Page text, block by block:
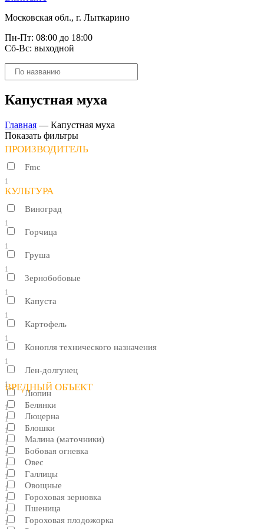
Московская обл., г. Лыткарино
Пн-Пт: 08:00 до 18:00
Сб-Вс: выходной
Поиск
товаров
Капустная муха
Главная — Капустная муха
Показать фильтры
ПРОИЗВОДИТЕЛЬ
Fmc
1
КУЛЬТУРА
Виноград
1
Горчица
1
Груша
1
Зернобобовые
1
Капуста
1
Картофель
1
Конопля технического назначения
1
Лен-долгунец
1
Люпин
1
Люцерна
1
Малина (маточники)
1
Овес
1
Овощные
1
Пшеница
1
ВРЕДНЫЙ ОБЪЕКТ
Белянки
1
Блошки
1
Бобовая огневка
1
Галлицы
1
Гороховая зерновка
1
Гороховая плодожорка